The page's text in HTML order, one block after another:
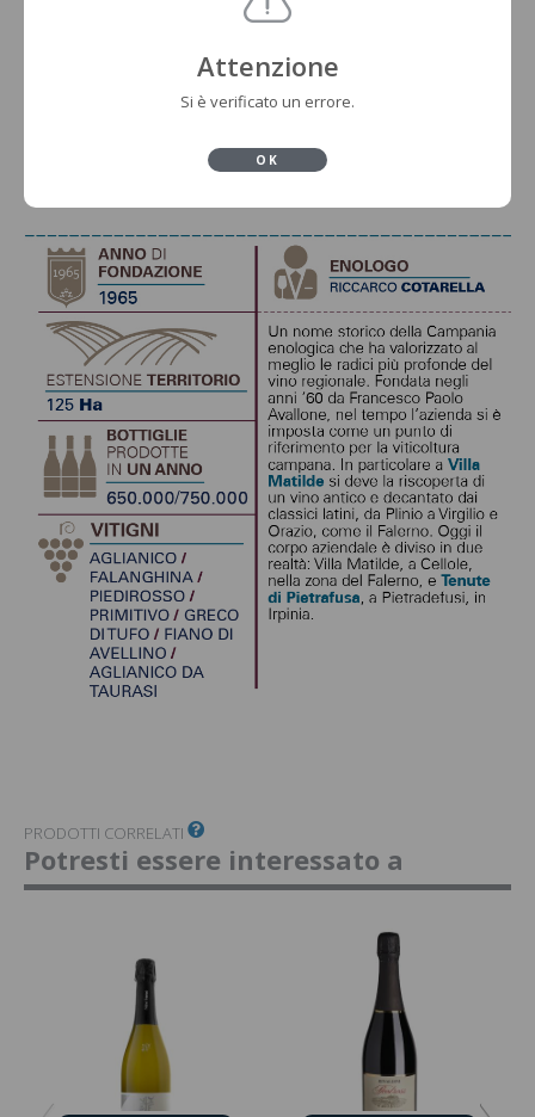
PRODOTTI CORRELATI
Potresti essere interessato a
Attenzione
Si è verificato un errore.
OK